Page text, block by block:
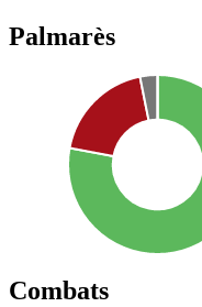
Palmarès
Combats